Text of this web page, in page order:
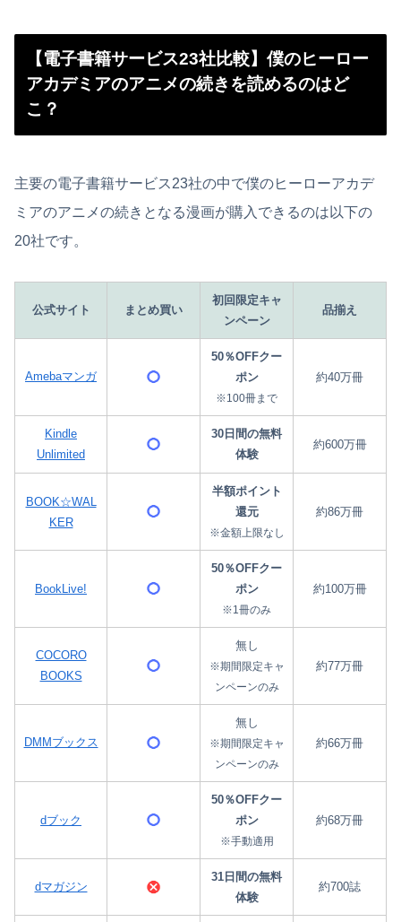
【電子書籍サービス23社比較】僕のヒーロー
アカデミアのアニメの続きを読めるのはど
こ？
主要の電子書籍サービス23社の中で僕のヒーローアカデ
ミアのアニメの続きとなる漫画が購入できるのは以下の
20社です。
公式サイト まとめ買い
初回限定キャ
ンペーン
品揃え
Amebaマンガ
50％OFFクー
ポン
※100冊まで
約40万冊
Kindle
Unlimited
30日間の無料
体験
約600万冊
BOOK☆WAL
KER
半額ポイント
還元
※金額上限なし
約86万冊
BookLive!
50％OFFクー
ポン
※1冊のみ
約100万冊
COCORO
BOOKS
無し
※期間限定キャ
ンペーンのみ
約77万冊
DMMブックス
無し
※期間限定キャ
ンペーンのみ
約66万冊
dブック
50％OFFクー
ポン
※手動適用
約68万冊
dマガジン
31日間の無料
体験
約700誌